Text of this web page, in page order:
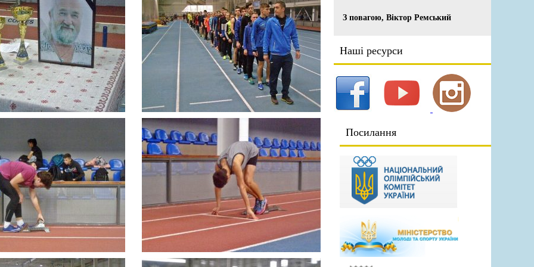
З повагою, Віктор Ремський
Наші ресурси
Посилання